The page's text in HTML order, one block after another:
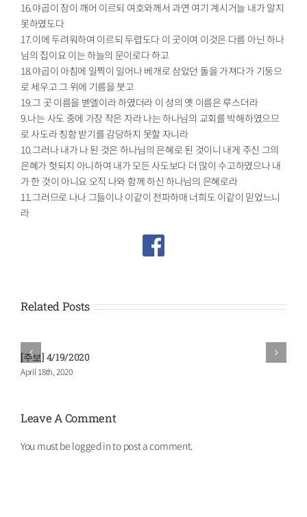
16.야곱이 잠이 깨어 이르되 여호와께서 과연 여기 계시거늘 내가 알지
못하였도다
17.이에 두려워하여 이르되 두렵도다 이 곳이여 이것은 다름 아닌 하나
님의 집이요 이는 하늘의 문이로다 하고
18.야곱이 아침에 일찍이 일어나 베개로 삼았던 돌을 가져다가 기둥으
로 세우고 그 위에 기름을 붓고
19.그 곳 이름을 벧엘이라 하였더라 이 성의 옛 이름은 루스더라
9.나는 사도 중에 가장 작은 자라 나는 하나님의 교회를 박해하였으므
로 사도라 칭함 받기를 감당하지 못할 자니라
10.그러나 내가 나 된 것은 하나님의 은혜로 된 것이니 내게 주신 그의
은혜가 헛되지 아니하여 내가 모든 사도보다 더 많이 수고하였으나 내
가 한 것이 아니요 오직 나와 함께 하신 하나님의 은혜로라
11.그러므로 나나 그들이나 이같이 전파하매 너희도 이같이 믿었느니
라
Related Posts
[주보] 4/19/2020
April 18th, 2020
Leave A Comment
You must be logged into post a comment.